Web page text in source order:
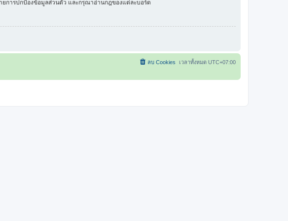
ยการปกป้องข้อมูลส่วนตัว และกรุณาอ่านกฎของแต่ละบอร์ด
เวลาทั้งหมด UTC+07:00
ลบ Cookies